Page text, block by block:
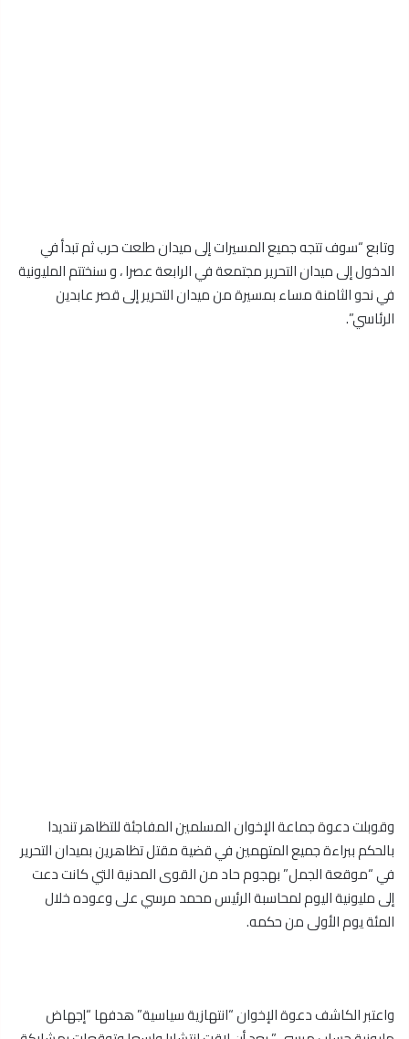
وتابع “سوف تتجه جميع المسيرات إلى ميدان طلعت حرب ثم تبدأ في
الدخول إلى ميدان التحرير مجتمعة في الرابعة عصرا ، و سنختتم المليونية
في نحو الثامنة مساء بمسيرة من ميدان التحرير إلى قصر عابدين
الرئاسي”.
وقوبلت دعوة جماعة الإخوان المسلمين المفاجئة للتظاهر تنديدا
بالحكم ببراءة جميع المتهمين في قضية مقتل تظاهرين بميدان التحرير
في “موقعة الجمل” بهجوم حاد من القوى المدنية التي كانت دعت
إلى مليونية اليوم لمحاسبة الرئيس محمد مرسي على وعوده خلال
المئة يوم الأولى من حكمه.
واعتبر الكاشف دعوة الإخوان “انتهازية سياسية” هدفها “إجهاض